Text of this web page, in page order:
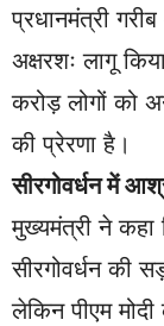
प्रधानमंत्री
अक्षरशः लागू
करोड़ लोगों को
की प्रेरणा है।
सीरगोवर्धन में
मुख्यमंत्री ने कहा
सीरगोवर्धन की
लेकिन पीएम